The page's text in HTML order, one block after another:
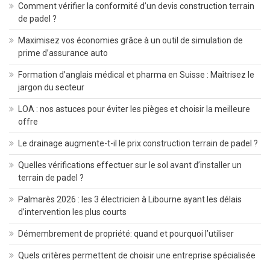
Comment vérifier la conformité d’un devis construction terrain
de padel ?
Maximisez vos économies grâce à un outil de simulation de
prime d’assurance auto
Formation d’anglais médical et pharma en Suisse : Maîtrisez le
jargon du secteur
LOA : nos astuces pour éviter les pièges et choisir la meilleure
offre
Le drainage augmente-t-il le prix construction terrain de padel ?
Quelles vérifications effectuer sur le sol avant d’installer un
terrain de padel ?
Palmarès 2026 : les 3 électricien à Libourne ayant les délais
d’intervention les plus courts
Démembrement de propriété: quand et pourquoi l’utiliser
Quels critères permettent de choisir une entreprise spécialisée